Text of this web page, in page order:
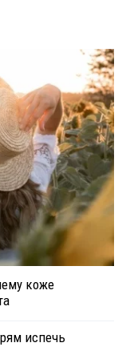
коже
испечь